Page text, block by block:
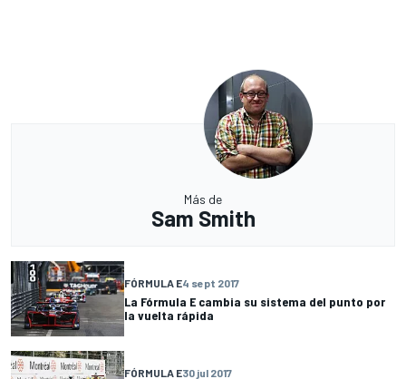
Más de
Sam Smith
FÓRMULA E4 sept 2017
La Fórmula E cambia su sistema del punto por
la vuelta rápida
FÓRMULA E30 jul 2017